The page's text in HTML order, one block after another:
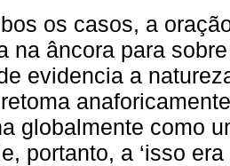
os casos, a
na âncora para
evidencia a
retoma
globalmente como
portanto, a ‘isso